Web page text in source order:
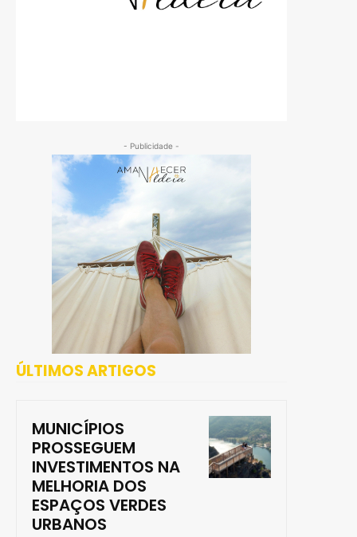
- Publicidade -
ÚLTIMOS ARTIGOS
MUNICÍPIOS
PROSSEGUEM
INVESTIMENTOS NA
MELHORIA DOS
ESPAÇOS VERDES
URBANOS